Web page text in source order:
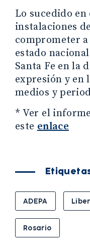
Lo sucedido en
instalaciones
comprometer
estado
Santa Fe en la
expresión y en
medios y
* Ver el
este enlace
ADEPA
Rosario